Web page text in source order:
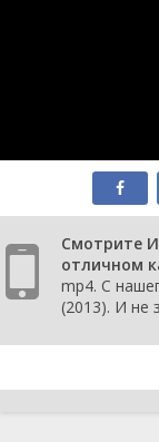
Смотрите
отличном
mp4. С
(2013). И не